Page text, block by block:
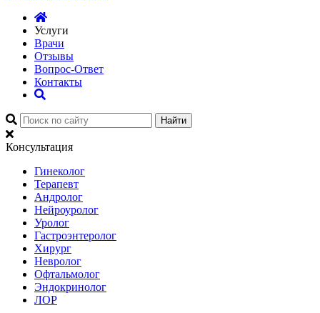
Услуги
Врачи
Отзывы
Вопрос-Ответ
Контакты
Найти
Консультация
Гинеколог
Терапевт
Андролог
Нейроуролог
Уролог
Гастроэнтеролог
Хирург
Невролог
Офтальмолог
Эндокринолог
ЛОР